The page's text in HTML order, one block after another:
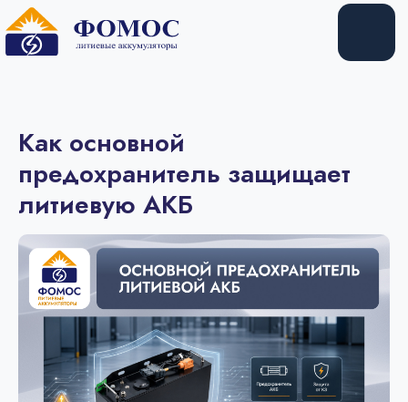
Купить Арендовать
Как основной
предохранитель защищает
литиевую АКБ